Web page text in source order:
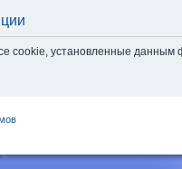
cookie, установленные